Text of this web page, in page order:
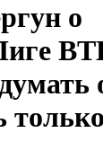
о
только